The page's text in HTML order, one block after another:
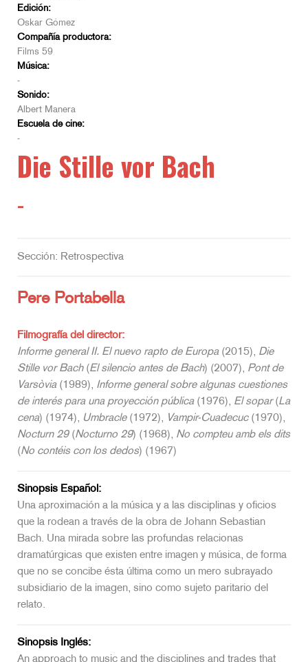
Edición:
Oskar Gómez
Compañía productora:
Films 59
Música:
-
Sonido:
Albert Manera
Escuela de cine:
-
Die Stille vor Bach
-
Sección: Retrospectiva
Pere Portabella
Filmografía del director:
Informe general II. El nuevo rapto de Europa (2015), Die
Stille vor Bach(El silencio antes de Bach) (2007), Pont de
Varsòvia (1989), Informe general sobre algunas cuestiones
de interés para una proyección pública (1976), El sopar(La
cena) (1974), Umbracle(1972), Vampir-Cuadecuc(1970),
Nocturn 29(Nocturno 29) (1968), No compteu amb els dits
(No contéis con los dedos) (1967)
Sinopsis Español:
Una aproximación a la música y a las disciplinas y oficios
que la rodean a través de la obra de Johann Sebastian
Bach. Una mirada sobre las profundas relacionas
dramatúrgicas que existen entre imagen y música, de forma
que no se concibe ésta última como un mero subrayado
subsidiario de la imagen, sino como sujeto paritario del
relato.
Sinopsis Inglés:
An approach to music and the disciplines and trades that